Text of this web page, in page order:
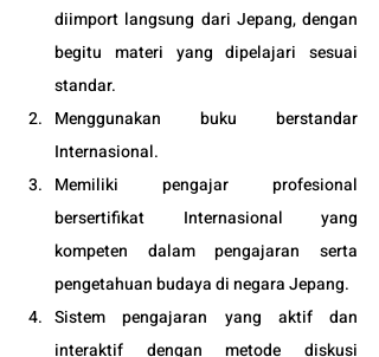
diimport langsung dari Jepang, dengan
begitu materi yang dipelajari sesuai
standar.
Menggunakan buku berstandar
Internasional.
Memiliki pengajar profesional
bersertifikat Internasional yang
kompeten dalam pengajaran serta
pengetahuan budaya di negara Jepang.
Sistem pengajaran yang aktif dan
interaktif dengan metode diskusi